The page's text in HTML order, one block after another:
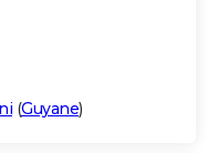
(Guyane)